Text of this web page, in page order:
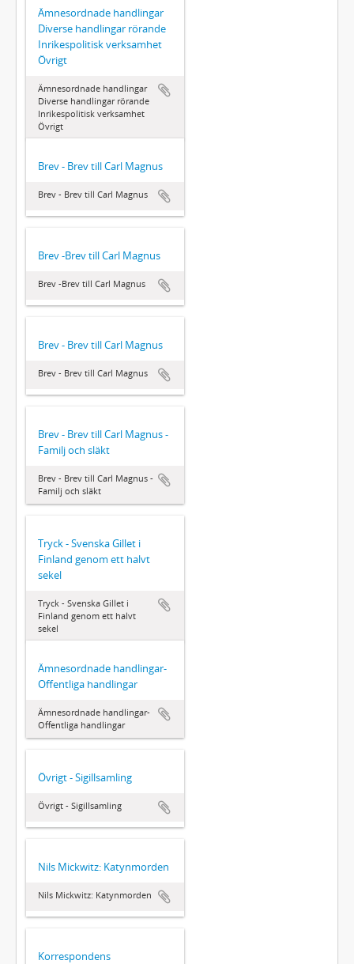
Ämnesordnade handlingar 
Diverse handlingar rörande
Inrikespolitisk verksamhet 
Övrigt
Ämnesordnade handlingar 
Diverse handlingar rörande
Inrikespolitisk verksamhet 
Övrigt
Brev - Brev till Carl Magnus
Brev - Brev till Carl Magnus
Brev -Brev till Carl Magnus
Brev -Brev till Carl Magnus
Brev - Brev till Carl Magnus
Brev - Brev till Carl Magnus
Brev - Brev till Carl Magnus -
Familj och släkt
Brev - Brev till Carl Magnus -
Familj och släkt
Tryck - Svenska Gillet i
Finland genom ett halvt
sekel
Tryck - Svenska Gillet i
Finland genom ett halvt
sekel
Ämnesordnade handlingar-
Offentliga handlingar
Ämnesordnade handlingar-
Offentliga handlingar
Övrigt - Sigillsamling
Övrigt - Sigillsamling
Nils Mickwitz: Katynmorden
Nils Mickwitz: Katynmorden
Korrespondens